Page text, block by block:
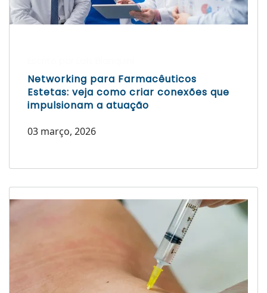
Networking para Farmacêuticos
Estetas: veja como criar conexões que
impulsionam a atuação
03 março, 2026